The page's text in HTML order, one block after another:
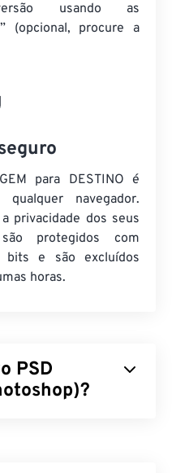
usando as
(opcional, procure a
para DESTINO é
navegador.
privacidade dos seus
protegidos com
e são excluídos
horas.
PSD